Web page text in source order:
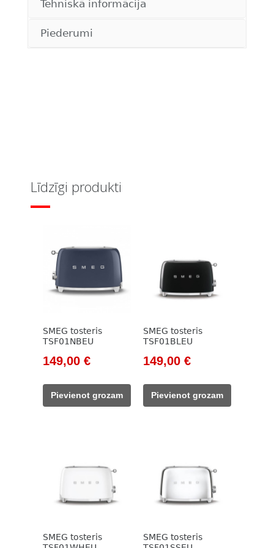
Tehniskā informācija
Piederumi
Līdzīgi produkti
SMEG tosteris
TSF01NBEU
Original
was:
171,00 €.
149,00 €Current
149,00 €.
Pievienot grozam
SMEG tosteris
TSF01BLEU
Original
was:
171,00 €.
149,00 €Current
149,00 €.
Pievienot grozam
SMEG tosteris
SMEG tosteris